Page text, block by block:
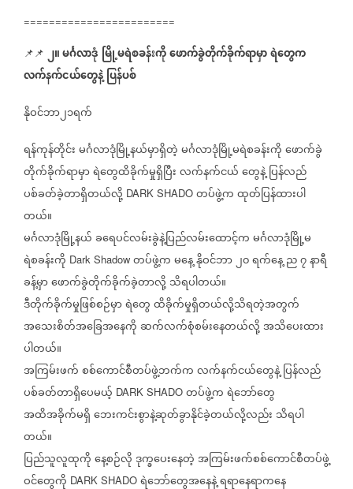
========================
📌📌 ၂။ မင်္ဂလာဒုံ မြို့မရဲစခန်းကိုဖောက်ခွဲတိုက်ခိုက်ရာမှာရဲတွေက
လက်နက်ငယ်တွေနဲ့ပြန်ပစ်
နိုဝင်ဘာ၂၁ရက်
ရန်ကုန်တိုင်းမင်္ဂလာဒုံမြို့နယ်မှာရှိတဲ့မင်္ဂလာဒုံမြို့မရဲစခန်းကိုဖောက်ခွဲ
တိုက်ခိုက်ရာမှာရဲတွေထိခိုက်မှုရှိပြီးလက်နက်ငယ်တွေနဲ့ပြန်လည်
ပစ်ခတ်ခဲ့တာရှိတယ်လို့ DARK SHADO တပ်ဖွဲ့ကထုတ်ပြန်ထားပါ
တယ်။
မင်္ဂလာဒုံမြို့နယ်ခရေပင်လမ်းခွဲနဲ့ပြည်လမ်းထောင့်ကမင်္ဂလာဒုံမြို့မ
ရဲစခန်းကို Dark Shadow တပ်ဖွဲ့ကမနေ့နိုဝင်ဘာ၂၀ရက်နေ့ည၇နာရီ
ခန့်မှာဖောက်ခွဲတိုက်ခိုက်ခဲ့တာလို့သိရပါတယ်။
ဒီတိုက်ခိုက်မှုဖြစ်စဉ်မှာရဲတွေထိခိုက်မှုရှိတယ်လို့သိရတဲ့အတွက်
အသေးစိတ်အခြေအနေကိုဆက်လက်စုံစမ်းနေတယ်လို့အသိပေးထား
ပါတယ်။
အကြမ်းဖက်စစ်ကောင်စီတပ်ဖွဲ့ဘက်ကလက်နက်ငယ်တွေနဲ့ပြန်လည်
ပစ်ခတ်တာရှိပေမယ့် DARK SHADO တပ်ဖွဲ့ကရဲဘော်တွေ
အထိအခိုက်မရှိဘေးကင်းစွာနဲ့ဆုတ်ခွာနိုင်ခဲ့တယ်လို့လည်း သိရပါ
တယ်။
ပြည်သူလူထုကိုနေ့စဉ်လိုဒုက္ခပေးနေတဲ့အကြမ်းဖက်စစ်ကောင်စီတပ်ဖွဲ့
ဝင်တွေကို DARK SHADO ရဲဘော်တွေအနေနဲ့ရရာနေရာကနေ